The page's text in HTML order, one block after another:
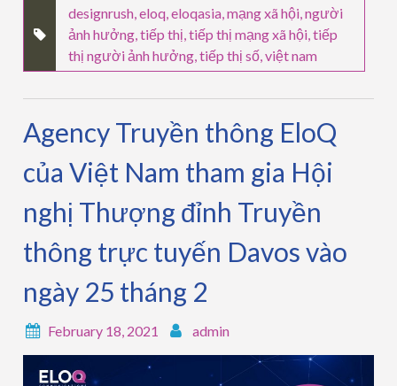
designrush,eloq,eloqasia,mạng xã hội,người
ảnh hưởng,tiếp thị,tiếp thị mạng xã hội,tiếp
thị người ảnh hưởng,tiếp thị số,việt nam
Agency Truyền thông EloQ
của Việt Nam tham gia Hội
nghị Thượng đỉnh Truyền
thông trực tuyến Davos vào
ngày 25 tháng 2
February 18, 2021 admin